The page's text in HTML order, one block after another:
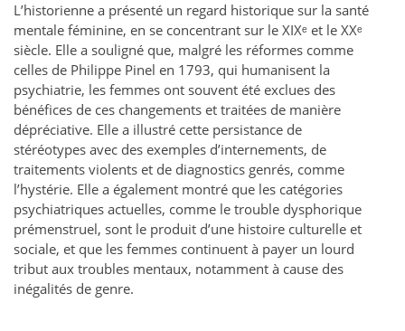
L’historienne a présenté un regard historique sur la santé
mentale féminine, en se concentrant sur le XIXᵉ et le XXᵉ
siècle. Elle a souligné que, malgré les réformes comme
celles de Philippe Pinel en 1793, qui humanisent la
psychiatrie, les femmes ont souvent été exclues des
bénéfices de ces changements et traitées de manière
dépréciative. Elle a illustré cette persistance de
stéréotypes avec des exemples d’internements, de
traitements violents et de diagnostics genrés, comme
l’hystérie. Elle a également montré que les catégories
psychiatriques actuelles, comme le trouble dysphorique
prémenstruel, sont le produit d’une histoire culturelle et
sociale, et que les femmes continuent à payer un lourd
tribut aux troubles mentaux, notamment à cause des
inégalités de genre.